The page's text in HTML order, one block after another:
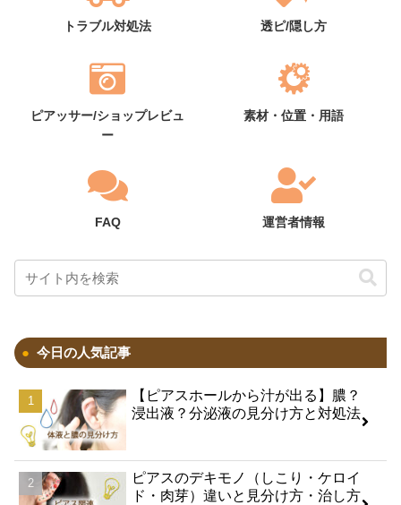
トラブル対処法 透ピ/隠し方
ピアッサー/ショップレビュ
ー
素材・位置・用語
FAQ 運営者情報
今日の人気記事
【ピアスホールから汁が出る】膿？
浸出液？分泌液の見分け方と対処法
ピアスのデキモノ（しこり・ケロイ
ド・肉芽）違いと見分け方・治し方